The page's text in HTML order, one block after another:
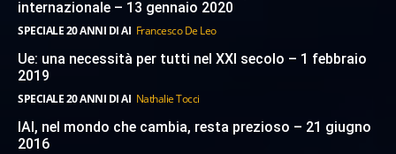
internazionale – 13 gennaio 2020
SPECIALE 20 ANNI DI AI Francesco De Leo
Ue: una necessità per tutti nel XXI secolo – 1 febbraio
2019
SPECIALE 20 ANNI DI AI Nathalie Tocci
IAI, nel mondo che cambia, resta prezioso – 21 giugno
2016